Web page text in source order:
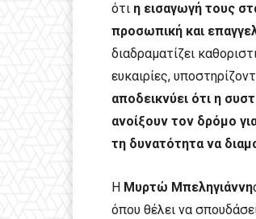
ότι η εισαγωγή τους
προσωπική και
διαδραματίζει
ευκαιρίες,
αποδεικνύει ότι η
ανοίξουν τον δρόμο
τη δυνατότητα να
Η Μυρτώ Μπεληγιάννη
όπου θέλει να